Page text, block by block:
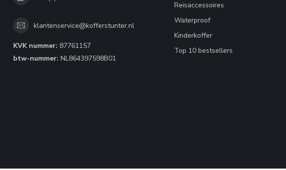
klantenservice@kofferstunter.nl
KVK nummer: 87761157
btw-nummer: NL864397598B01
Reisaccessoires
Waterproof
Kinderkoffer
Top 10 bestsellers